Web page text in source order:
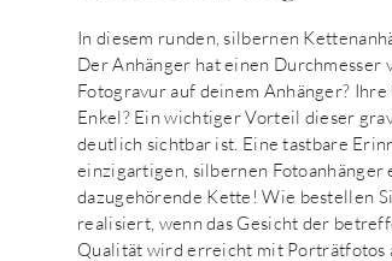
In diesem runden, silbernen
Der Anhänger hat einen
Fotogravur auf deinem Anhänger?
Enkel? Ein wichtiger Vorteil dieser
deutlich sichtbar ist. Eine tastbare
einzigartigen, silbernen
dazugehörende Kette! Wie bestellen
realisiert, wenn das Gesicht der
Qualität wird erreicht mit Porträtfotos